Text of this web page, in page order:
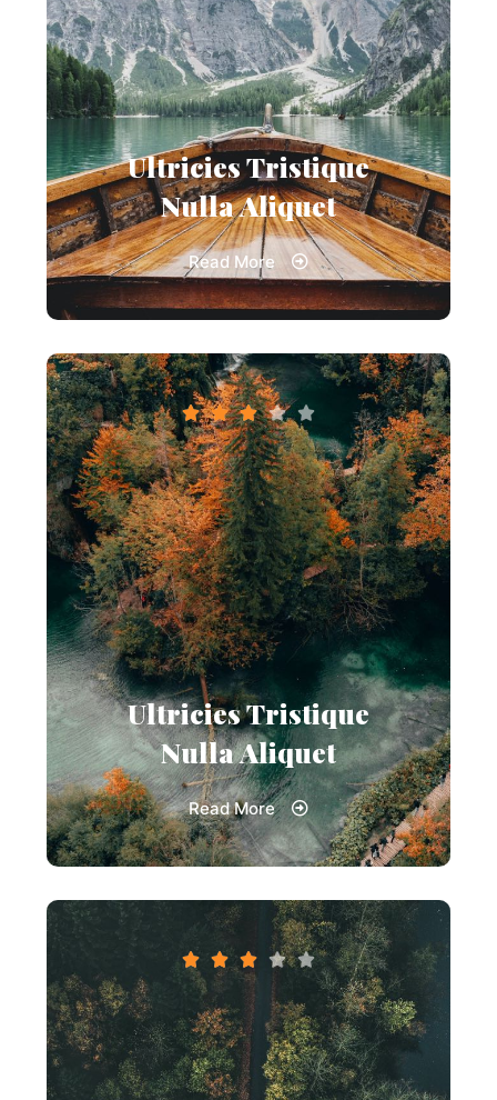
Ultricies Tristique
Nulla Aliquet
Read More
    
Ultricies Tristique
Nulla Aliquet
Read More
    